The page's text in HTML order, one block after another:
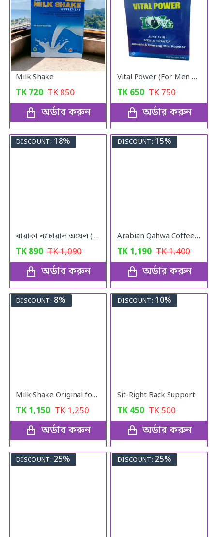
Milk Shake
TK 720 TK850
অর্ডার করুন
Vital Power (For Men & Woman)
TK 650 TK750
অর্ডার করুন
DISCOUNT: 18%
বারাকা ন্যাচারাল অয়েল (Baraka Natural oil) – 120 মিলি
TK 890 TK1,090
অর্ডার করুন
DISCOUNT: 15%
Arabian Qahwa Coffee – অরিজিনাল আরবীয় কফি
TK 1,190 TK1,400
অর্ডার করুন
DISCOUNT: 8%
Milk Shake Original for Healthy Weight
TK 1,150 TK1,250
অর্ডার করুন
DISCOUNT: 10%
Sit-Right Back Support
TK 450 TK500
অর্ডার করুন
DISCOUNT: 25% DISCOUNT: 25%